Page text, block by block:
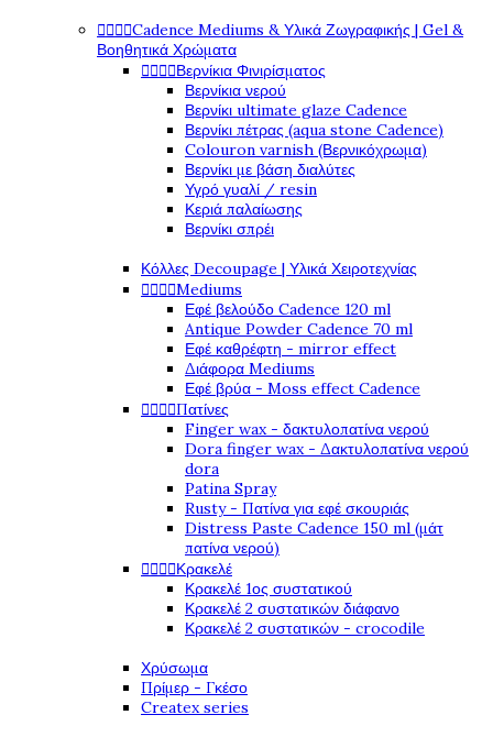
Cadence Mediums & Υλικά Ζωγραφικής | Gel &
Βοηθητικά Χρώματα
Βερνίκια Φινιρίσματος
Βερνίκια νερού
Βερνίκι ultimate glaze Cadence
Βερνίκι πέτρας (aqua stone Cadence)
Colouron varnish (Βερνικόχρωμα)
Βερνίκι με βάση διαλύτες
Υγρό γυαλί / resin
Κεριά παλαίωσης
Βερνίκι σπρέι
Κόλλες Decoupage | Υλικά Χειροτεχνίας
Mediums
Εφέ βελούδο Cadence 120 ml
Antique Powder Cadence 70 ml
Εφέ καθρέφτη - mirror effect
Διάφορα Mediums
Εφέ βρύα - Moss effect Cadence
Πατίνες
Finger wax - δακτυλοπατίνα νερού
Dora finger wax - Δακτυλοπατίνα νερού
dora
Patina Spray
Rusty - Πατίνα για εφέ σκουριάς
Distress Paste Cadence 150 ml (μάτ
πατίνα νερού)
Κρακελέ
Κρακελέ 1ος συστατικού
Κρακελέ 2 συστατικών διάφανο
Κρακελέ 2 συστατικών - crocodile
Χρύσωμα
Πρίμερ - Γκέσο
Createx series